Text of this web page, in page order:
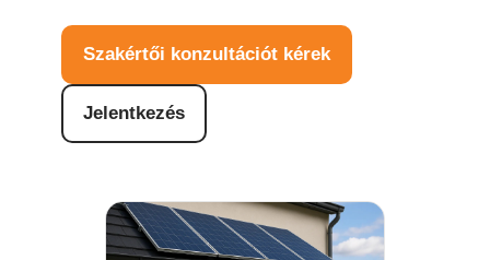
Szakértői konzultációt kérek
Jelentkezés